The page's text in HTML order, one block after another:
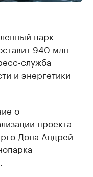
парк
940 млн
служба
и энергетики
о
проекта
Дона Андрей